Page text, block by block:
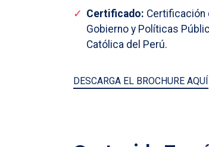
Certificado: Certificación
Gobierno y Políticas
Católica del Perú.
DESCARGA EL BROCHURE AQUÍ